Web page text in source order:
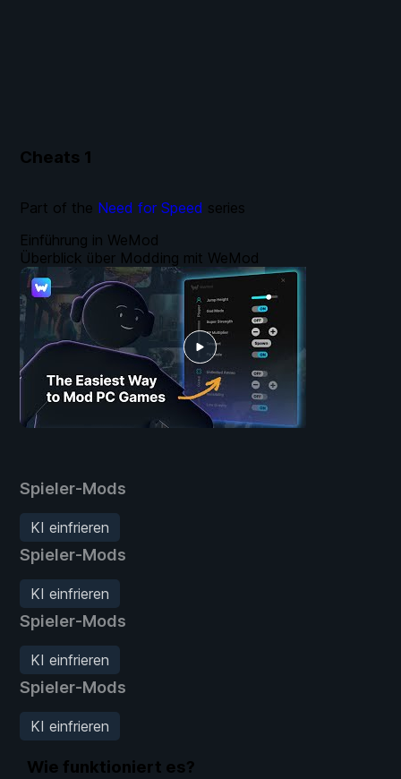
Cheats 1
Spieler-Mods
KI einfrieren
Spieler-Mods
KI einfrieren
Spieler-Mods
KI einfrieren
Spieler-Mods
KI einfrieren
Einführung in WeMod
Überblick über Modding mit WeMod
Part of the Need for Speed series
Wie funktioniert es?